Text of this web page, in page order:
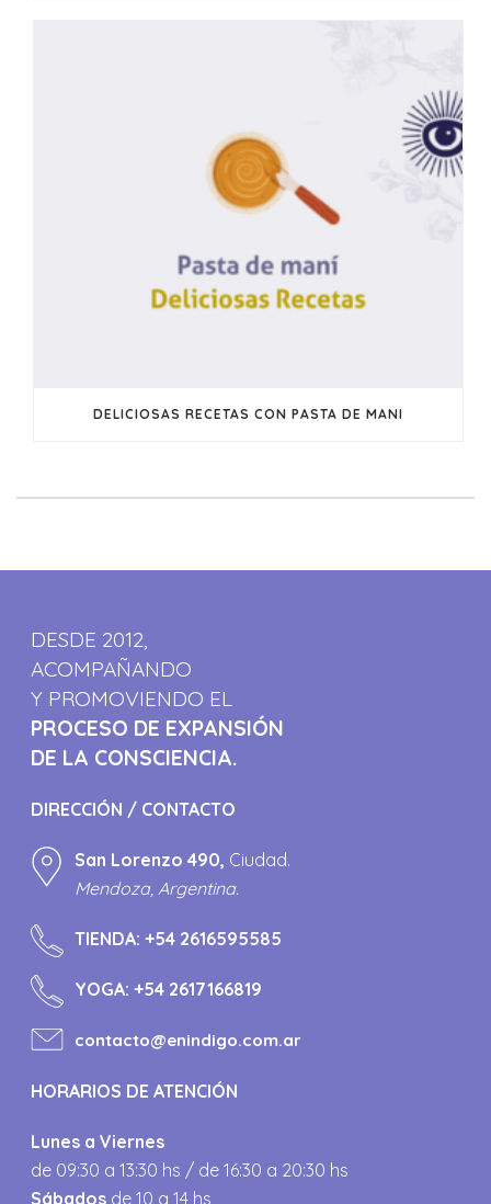
DELICIOSAS RECETAS CON PASTA DE MANI
DESDE 2012,
ACOMPAÑANDO
Y PROMOVIENDO EL
PROCESO DE EXPANSIÓN
DE LA CONSCIENCIA.
DIRECCIÓN / CONTACTO
San Lorenzo 490, Ciudad.
Mendoza, Argentina.
TIENDA:+54 2616595585
YOGA:+54 2617166819
contacto@enindigo.com.ar
HORARIOS DE ATENCIÓN
Lunes a Viernes
de 09:30 a 13:30 hs / de 16:30 a 20:30 hs
Sábados de 10 a 14 hs